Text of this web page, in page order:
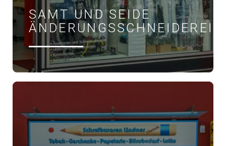
SAMT UND SEIDE
ÄNDERUNGSSCHNEIDEREI
ÖFFNUNGSZEITEN